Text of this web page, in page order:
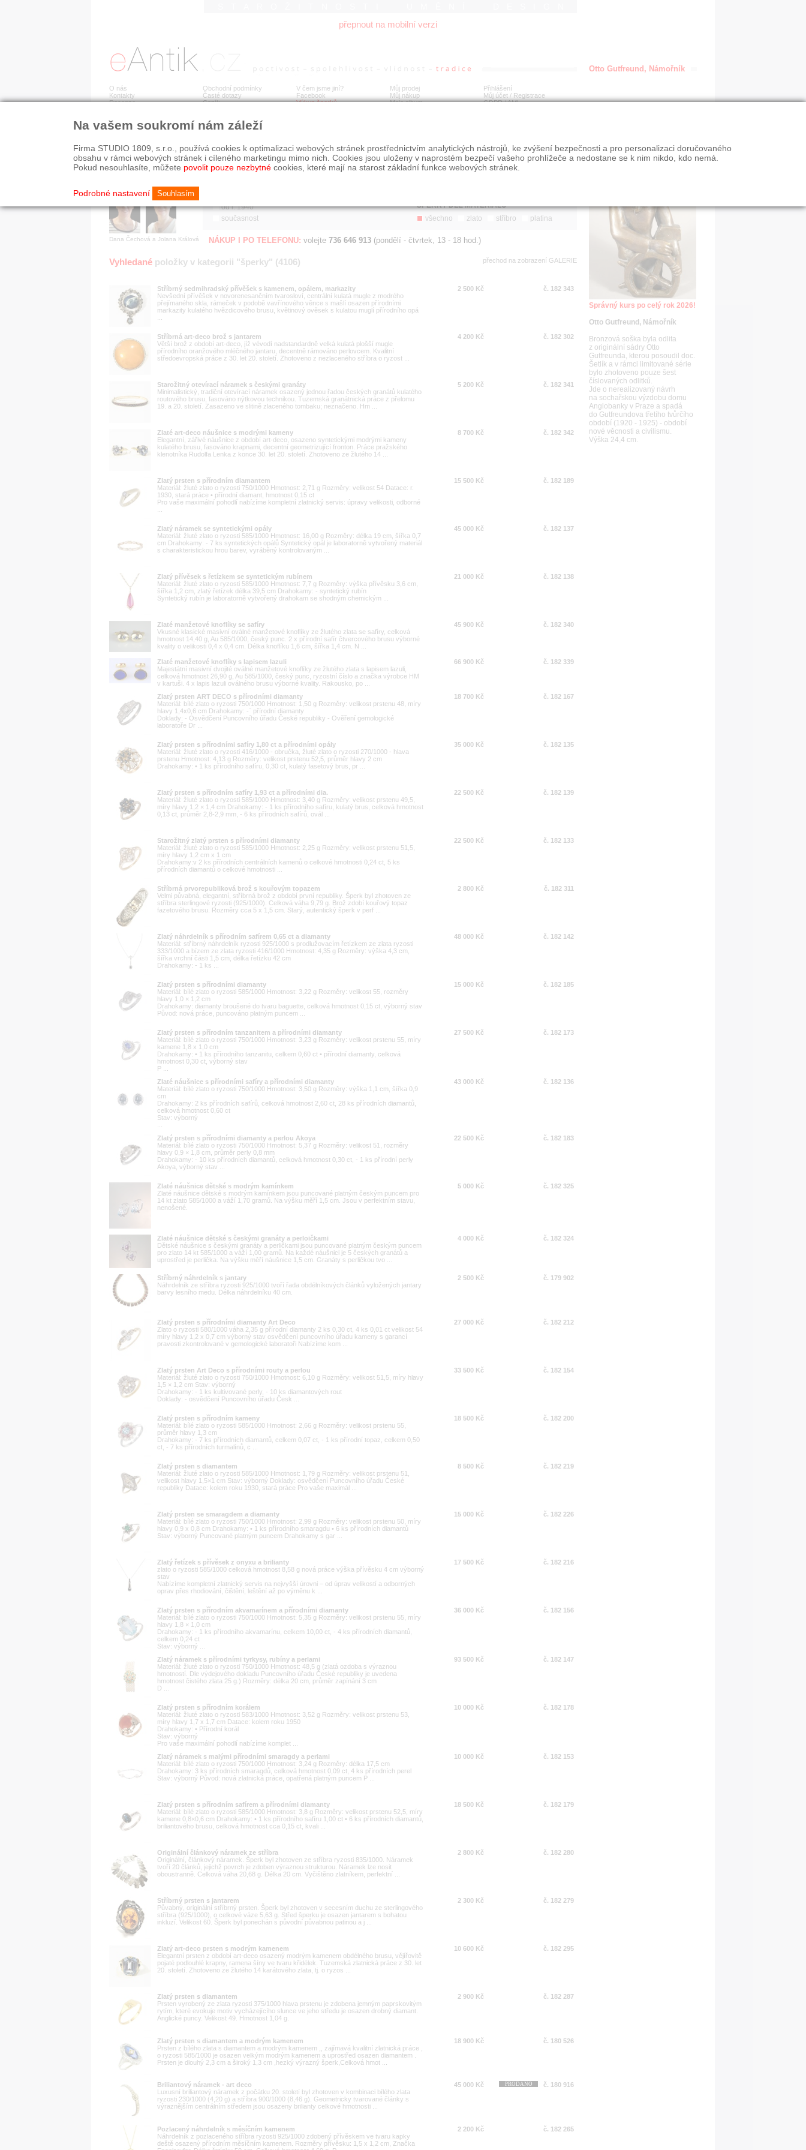
přepnout na mobilní verzi
O nás
Kontakty
Recenze
Obchodní podmínky
Časté dotazy
Ceník
V čem jsme jiní?
Facebook
Výkup šperků
Můj prodej
Můj nákup
Moje album
Přihlášení
Můj účet / Registrace
GDPR/AML
Jsme prověřená firma
Zákazníci u nás oceňují:
■ odborné zázemí
■ bezpečné prostředí
Dana Čechová a Jolana Králová
RYCHLÉ HLEDÁNÍ
HISTORICKÉ OBDOBÍ
všechno
před r. 1800
od r. 1940
současnost
STÁŘÍ NABÍDKY
všechno
jen poslední den
ŘAZENÍ
nejnovější napřed
podle cen sestupně
SLEVY
jen slevy
ŠPERKY DLE MATERIÁLU
všechno
zlato stříbro platina
NÁKUP I PO TELEFONU: volejte 736 646 913 (pondělí - čtvrtek, 13 - 18 hod.)
Vyhledané položky v kategorii "šperky" (4106) přechod na zobrazení GALERIE
Stříbrný sedmihradský přívěšek s kamenem, opálem, markazity
Nevšední přívěšek v novorenesančním tvarosloví, centrální kulatá mugle z modrého
přejímaného skla, rámeček v podobě vavřínového věnce s mašlí osazen přírodními
markazity kulatého hvězdicového brusu, květinový ověsek s kulatou muglí přírodního opá
2 500 Kč č. 182 343
Stříbrná art-deco brož s jantarem
Větší brož z období art-deco, jíž vévodí nadstandardně velká kulatá plošší mugle
přírodního oranžového mléčného jantaru, decentně rámováno perlovcem. Kvalitní
středoevropská práce z 30. let 20. století. Zhotoveno z nezlaceného stříbra o ryzost ...
4 200 Kč č. 182 302
Starožitný otevírací náramek s českými granáty
Minimalistický, tradiční otevírací náramek osazený jednou řadou českých granátů kulatého
routového brusu, fasováno nýtkovou technikou. Tuzemská granátnická práce z přelomu
19. a 20. století. Zasazeno ve slitině zlaceného tombaku; neznačeno. Hm ...
5 200 Kč č. 182 341
Zlaté art-deco náušnice s modrými kameny
Elegantní, zářivé náušnice z období art-deco, osazeno syntetickými modrými kameny
kulatého brusu, fasováno krapnami, decentní geometrizující fronton. Práce pražského
klenotníka Rudolfa Lenka z konce 30. let 20. století. Zhotoveno ze žlutého 14 ...
8 700 Kč č. 182 342
Zlatý prsten s přírodním diamantem
Materiál: žluté zlato o ryzosti 750/1000 Hmotnost: 2,71 g Rozměry: velikost 54 Datace: r.
1930, stará práce • přírodní diamant, hmotnost 0,15 ct
Pro vaše maximální pohodlí nabízíme kompletní zlatnický servis: úpravy velikosti, odborné
15 500 Kč č. 182 189
Zlatý náramek se syntetickými opály
Materiál: žluté zlato o ryzosti 585/1000 Hmotnost: 16,00 g Rozměry: délka 19 cm, šířka 0,7
cm Drahokamy: - 7 ks syntetických opálů Syntetický opál je laboratorně vytvořený materiál
s charakteristickou hrou barev, vyráběný kontrolovaným ...
45 000 Kč č. 182 137
Zlatý přívěsek s řetízkem se syntetickým rubínem
Materiál: žluté zlato o ryzosti 585/1000 Hmotnost: 7,7 g Rozměry: výška přívěsku 3,6 cm,
šířka 1,2 cm, zlatý řetízek délka 39,5 cm Drahokamy: - syntetický rubín
Syntetický rubín je laboratorně vytvořený drahokam se shodným chemickým ...
21 000 Kč č. 182 138
Zlaté manžetové knoflíky se safíry
Vkusné klasické masivní oválné manžetové knoflíky ze žlutého zlata se safíry, celková
hmotnost 14,40 g, Au 585/1000, český punc. 2 x přírodní safír čtvercového brusu výborné
kvality o velikosti 0,4 x 0,4 cm. Délka knoflíku 1,6 cm, šířka 1,4 cm. N ...
45 900 Kč č. 182 340
Zlaté manžetové knoflíky s lapisem lazuli
Majestátní masivní dvojité oválné manžetové knoflíky ze žlutého zlata s lapisem lazuli,
celková hmotnost 26,90 g, Au 585/1000, český punc, ryzostní číslo a značka výrobce HM
v kartuši. 4 x lapis lazuli oválného brusu výborné kvality. Rakousko, po ...
66 900 Kč č. 182 339
Zlatý prsten ART DECO s přírodními diamanty
Materiál: bílé zlato o ryzosti 750/1000 Hmotnost: 1,50 g Rozměry: velikost prstenu 48, míry
hlavy 1,4x0,6 cm Drahokamy: -¨ přírodní diamanty
Doklady: - Osvědčení Puncovního úřadu České republiky - Ověření gemologické
laboratoře Dr ...
18 700 Kč č. 182 167
Zlatý prsten s přírodními safíry 1,80 ct a přírodními opály
Materiál: žluté zlato o ryzosti 416/1000 - obručka, žluté zlato o ryzosti 270/1000 - hlava
prstenu Hmotnost: 4,13 g Rozměry: velikost prstenu 52,5, průměr hlavy 2 cm
Drahokamy: • 1 ks přírodního safíru, 0,30 ct, kulatý fasetový brus, pr ...
35 000 Kč č. 182 135
Zlatý prsten s přírodním safíry 1,93 ct a přírodními dia.
Materiál: žluté zlato o ryzosti 585/1000 Hmotnost: 3,40 g Rozměry: velikost prstenu 49,5,
míry hlavy 1,2 × 1,4 cm Drahokamy: - 1 ks přírodního safíru, kulatý brus, celková hmotnost
0,13 ct, průměr 2,8-2,9 mm, - 6 ks přírodních safírů, ovál ...
22 500 Kč č. 182 139
Starožitný zlatý prsten s přírodními diamanty
Materiál: žluté zlato o ryzosti 585/1000 Hmotnost: 2,25 g Rozměry: velikost prstenu 51,5,
míry hlavy 1,2 cm x 1 cm
Drahokamy:v 2 ks přírodních centrálních kamenů o celkové hmotnosti 0,24 ct, 5 ks
přírodních diamantů o celkové hmotnosti ...
22 500 Kč č. 182 133
Stříbrná prvorepubliková brož s kouřovým topazem
Velmi půvabná, elegantní, stříbrná brož z období první republiky. Šperk byl zhotoven ze
stříbra sterlingové ryzosti (925/1000). Celková váha 9,79 g. Brož zdobí kouřový topaz
fazetového brusu. Rozměry cca 5 x 1,5 cm. Starý, autentický šperk v perf ...
2 800 Kč č. 182 311
Zlatý náhrdelník s přírodním safírem 0,65 ct a diamanty
Materiál: stříbrný náhrdelník ryzosti 925/1000 s prodlužovacím řetízkem ze zlata ryzosti
333/1000 a bízem ze zlata ryzosti 416/1000 Hmotnost: 4,35 g Rozměry: výška 4,3 cm,
šířka vrchní části 1,5 cm, délka řetízku 42 cm
Drahokamy: - 1 ks ...
48 000 Kč č. 182 142
Zlatý prsten s přírodními diamanty
Materiál: bílé zlato o ryzosti 585/1000 Hmotnost: 3,22 g Rozměry: velikost 55, rozměry
hlavy 1,0 × 1,2 cm
Drahokamy: diamanty broušené do tvaru baguette, celková hmotnost 0,15 ct, výborný stav
Původ: nová práce, puncováno platným puncem ...
15 000 Kč č. 182 185
Zlatý prsten s přírodním tanzanitem a přírodními diamanty
Materiál: bílé zlato o ryzosti 750/1000 Hmotnost: 3,23 g Rozměry: velikost prstenu 55, míry
kamene 1,8 x 1,0 cm
Drahokamy: • 1 ks přírodního tanzanitu, celkem 0,60 ct • přírodní diamanty, celková
hmotnost 0,30 ct, výborný stav
P ...
27 500 Kč č. 182 173
Zlaté náušnice s přírodními safíry a přírodními diamanty
Materiál: bílé zlato o ryzosti 750/1000 Hmotnost: 3,50 g Rozměry: výška 1,1 cm, šířka 0,9
cm
Drahokamy: 2 ks přírodních safírů, celková hmotnost 2,60 ct, 28 ks přírodních diamantů,
celková hmotnost 0,60 ct
Stav: výborný
43 000 Kč č. 182 136
Zlatý prsten s přírodními diamanty a perlou Akoya
Materiál: bílé zlato o ryzosti 750/1000 Hmotnost: 5,37 g Rozměry: velikost 51, rozměry
hlavy 0,9 × 1,8 cm, průměr perly 0,8 mm
Drahokamy: - 10 ks přírodních diamantů, celková hmotnost 0,30 ct, - 1 ks přírodní perly
Akoya, výborný stav ...
22 500 Kč č. 182 183
Zlaté náušnice dětské s modrým kamínkem
Zlaté náušnice dětské s modrým kamínkem jsou puncované platným českým puncem pro
14 kt zlato 585/1000 a váží 1,70 gramů. Na výšku měří 1,5 cm. Jsou v perfektním stavu,
nenošené.
5 000 Kč č. 182 325
Zlaté náušnice dětské s českými granáty a perloičkami
Dětské náušnice s českými granáty a perličkami jsou puncované platným českým puncem
pro zlato 14 kt 585/1000 a váží 1,00 gramů. Na každé náušnici je 5 českých granátů a
uprostřed je perlička. Na výšku měří náušnice 1,5 cm. Granáty s perličkou tvo ...
4 000 Kč č. 182 324
Stříbrný náhrdelník s jantary
Náhrdelník ze stříbra ryzosti 925/1000 tvoří řada obdélníkových článků vyložených jantary
barvy lesního medu. Délka náhrdelníku 40 cm.
2 500 Kč č. 179 902
Zlatý prsten s přírodními diamanty Art Deco
Zlato o ryzosti 580/1000 váha 2,35 g přírodní diamanty 2 ks 0,30 ct, 4 ks 0,01 ct velikost 54
míry hlavy 1,2 x 0,7 cm výborný stav osvědčení puncovního úřadu kameny s garancí
pravosti zkontrolované v gemologické laboratoři Nabízíme kom ...
27 000 Kč č. 182 212
Zlatý prsten Art Deco s přírodními routy a perlou
Materiál: žluté zlato o ryzosti 750/1000 Hmotnost: 6,10 g Rozměry: velikost 51,5, míry hlavy
1,5 × 1,2 cm Stav: výborný
Drahokamy: - 1 ks kultivované perly, - 10 ks diamantových rout
Doklady: - osvědčení Puncovního úřadu Česk ...
33 500 Kč č. 182 154
Zlatý prsten s přírodním kameny
Materiál: bílé zlato o ryzosti 585/1000 Hmotnost: 2,66 g Rozměry: velikost prstenu 55,
průměr hlavy 1,3 cm
Drahokamy: - 7 ks přírodních diamantů, celkem 0,07 ct, - 1 ks přírodní topaz, celkem 0,50
ct, - 7 ks přírodních turmalínů, c ...
18 500 Kč č. 182 200
Zlatý prsten s diamantem
Materiál: žluté zlato o ryzosti 585/1000 Hmotnost: 1,79 g Rozměry: velikost prstenu 51,
velikost hlavy 1,5×1 cm Stav: výborný Doklady: osvědčení Puncovního úřadu České
republiky Datace: kolem roku 1930, stará práce Pro vaše maximál ...
8 500 Kč č. 182 219
Zlatý prsten se smaragdem a diamanty
Materiál: bílé zlato o ryzosti 750/1000 Hmotnost: 2,99 g Rozměry: velikost prstenu 50, míry
hlavy 0,9 x 0,8 cm Drahokamy: • 1 ks přírodního smaragdu • 6 ks přírodních diamantů
Stav: výborný Puncované platným puncem Drahokamy s gar ...
15 000 Kč č. 182 226
Zlatý řetízek s přívěsek z onyxu a brilianty
zlato o ryzosti 585/1000 celková hmotnost 8,58 g nová práce výška přívěsku 4 cm výborný
stav
Nabízíme kompletní zlatnický servis na nejvyšší úrovni – od úprav velikostí a odborných
oprav přes rhodiování, čištění, leštění až po výměnu k ...
17 500 Kč č. 182 216
Zlatý prsten s přírodním akvamarínem a přírodními diamanty
Materiál: bílé zlato o ryzosti 750/1000 Hmotnost: 5,35 g Rozměry: velikost prstenu 55, míry
hlavy 1,8 × 1,0 cm
Drahokamy: - 1 ks přírodního akvamarínu, celkem 10,00 ct, - 4 ks přírodních diamantů,
celkem 0,24 ct
Stav: výborný ...
36 000 Kč č. 182 156
Zlatý náramek s přírodními tyrkysy, rubíny a perlami
Materiál: žluté zlato o ryzosti 750/1000 Hmotnost: 48,5 g (zlatá ozdoba s výraznou
hmotností. Dle výdejového dokladu Puncovního úřadu České republiky je uvedena
hmotnost čistého zlata 25 g.) Rozměry: délka 20 cm, průměr zapínání 3 cm
D ...
93 500 Kč č. 182 147
Zlatý prsten s přírodním korálem
Materiál: žluté zlato o ryzosti 583/1000 Hmotnost: 3,52 g Rozměry: velikost prstenu 53,
míry hlavy 1,7 x 1,7 cm Datace: kolem roku 1950
Drahokamy: • Přírodní korál
Stav: výborný
Pro vaše maximální pohodlí nabízíme komplet ...
10 000 Kč č. 182 178
Zlatý náramek s malými přírodními smaragdy a perlami
Materiál: bílé zlato o ryzosti 750/1000 Hmotnost: 3,24 g Rozměry: délka 17,5 cm
Drahokamy: 3 ks přírodních smaragdů, celková hmotnost 0,09 ct, 4 ks přírodních perel
Stav: výborný Původ: nová zlatnická práce, opatřená platným puncem P ...
10 000 Kč č. 182 153
Zlatý prsten s přírodním safírem a přírodními diamanty
Materiál: bílé zlato o ryzosti 585/1000 Hmotnost: 3,8 g Rozměry: velikost prstenu 52,5, míry
kamene 0,8×0,6 cm Drahokamy: • 1 ks přírodního safíru 1,00 ct • 6 ks přírodních diamantů,
briliantového brusu, celková hmotnost cca 0,15 ct, kvali ...
18 500 Kč č. 182 179
Originální článkový náramek ze stříbra
Originální, článkový náramek. Šperk byl zhotoven ze stříbra ryzosti 835/1000. Náramek
tvoří 20 článků, jejichž povrch je zdoben výraznou strukturou. Náramek lze nosit
oboustranně. Celková váha 20,68 g. Délka 20 cm. Vyčištěno zlatníkem, perfektní ...
2 800 Kč č. 182 280
Stříbrný prsten s jantarem
Půvabný, originální stříbrný prsten. Šperk byl zhotoven v secesním duchu ze sterlingového
stříbra (925/1000), o celkové váze 5,63 g. Střed šperku je osazen jantarem s bohatou
inkluzí. Velikost 60. Šperk byl ponechán s původní půvabnou patinou a j ...
2 300 Kč č. 182 279
Zlatý art-deco prsten s modrým kamenem
Elegantní prsten z období art-deco osazený modrým kamenem obdélného brusu, vějířovitě
pojaté podlouhlé krapny, ramena šíny ve tvaru křidélek. Tuzemská zlatnická práce z 30. let
20. století. Zhotoveno ze žlutého 14 karátového zlata, tj. o ryzos ...
10 600 Kč č. 182 295
Zlatý prsten s diamantem
Prsten vyrobený ze zlata ryzosti 375/1000 hlava prstenu je zdobena jemným paprskovitým
rytím, které evokuje motiv vycházejícího slunce ve jeho středu je osazen drobný diamant.
Anglické puncy. Velikost 49. Hmotnost 1,04 g.
2 900 Kč č. 182 287
Zlatý prsten s diamantem a modrým kamenem
Prsten z bílého zlata s diamantem a modrým kamenem ,, zajímavá kvalitní zlatnická práce ,
o ryzosti 585/1000 je osazen velkým modrým kamenem a uprostřed osazen diamantem .
Prsten je dlouhý 2,3 cm a široký 1,3 cm ,hezký výrazný šperk,Celková hmot ...
18 900 Kč č. 180 526
Briliantový náramek - art deco
Luxusní briliantový náramek z počátku 20. století byl zhotoven v kombinaci bílého zlata
ryzosti 230/1000 (4,20 g) a stříbra 900/1000 (8,46 g). Geometricky tvarované články s
výraznějším centrálním středem jsou osazeny brilianty celkové hmotnosti ...
45 000 Kč PRODÁNO č. 180 916
Pozlacený náhrdelník s měsíčním kamenem
Náhrdelník z pozlaceného stříbra ryzosti 925/1000 zdobený přívěskem ve tvaru kapky
deště osazený přírodním měsíčním kamenem. Rozměry přívěsku: 1,5 x 1,2 cm, Značka
2 200 Kč č. 182 265
Otto Gutfreund, Námořník
Správný kurs po celý rok 2026!
Otto Gutfreund, Námořník
Bronzová soška byla odlita
z originální sádry Otto
Gutfreunda, kterou posoudil doc.
Šetlík a v rámci limitované série
bylo zhotoveno pouze šest
číslovaných odlitků.
Jde o nerealizovaný návrh
na sochařskou výzdobu domu
Anglobanky v Praze a spadá
do Gutfreundova třetího tvůrčího
období (1920 - 1925) - období
nové věcnosti a civilismu.
Výška 24,4 cm.
Na vašem soukromí nám záleží
Firma STUDIO 1809, s.r.o., používá cookies k optimalizaci webových stránek prostřednictvím analytických nástrojů, ke zvýšení bezpečnosti a pro personalizaci doručovaného
obsahu v rámci webových stránek i cíleného marketingu mimo nich. Cookies jsou uloženy v naprostém bezpečí vašeho prohlížeče a nedostane se k nim nikdo, kdo nemá.
Pokud nesouhlasíte, můžete povolit pouze nezbytné cookies, které mají na starost základní funkce webových stránek.
Podrobné nastavení Souhlasím